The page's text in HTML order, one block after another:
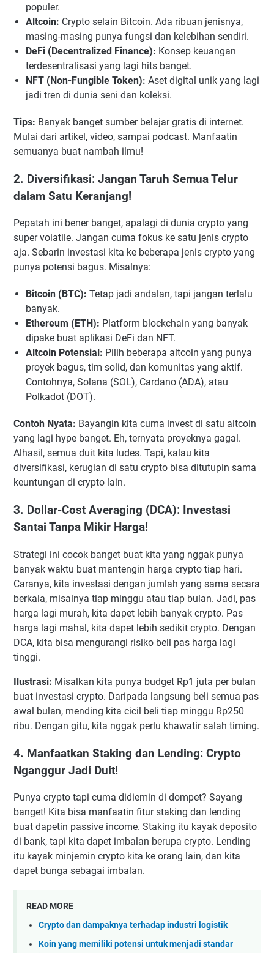
populer.
Altcoin: Crypto selain Bitcoin. Ada ribuan jenisnya,
masing-masing punya fungsi dan kelebihan sendiri.
DeFi (Decentralized Finance): Konsep keuangan
terdesentralisasi yang lagi hits banget.
NFT (Non-Fungible Token): Aset digital unik yang lagi
jadi tren di dunia seni dan koleksi.
Tips: Banyak banget sumber belajar gratis di internet.
Mulai dari artikel, video, sampai podcast. Manfaatin
semuanya buat nambah ilmu!
2. Diversifikasi: Jangan Taruh Semua Telur
dalam Satu Keranjang!
Pepatah ini bener banget, apalagi di dunia crypto yang
super volatile. Jangan cuma fokus ke satu jenis crypto
aja. Sebarin investasi kita ke beberapa jenis crypto yang
punya potensi bagus. Misalnya:
Bitcoin (BTC): Tetap jadi andalan, tapi jangan terlalu
banyak.
Ethereum (ETH): Platform blockchain yang banyak
dipake buat aplikasi DeFi dan NFT.
Altcoin Potensial: Pilih beberapa altcoin yang punya
proyek bagus, tim solid, dan komunitas yang aktif.
Contohnya, Solana (SOL), Cardano (ADA), atau
Polkadot (DOT).
Contoh Nyata: Bayangin kita cuma invest di satu altcoin
yang lagi hype banget. Eh, ternyata proyeknya gagal.
Alhasil, semua duit kita ludes. Tapi, kalau kita
diversifikasi, kerugian di satu crypto bisa ditutupin sama
keuntungan di crypto lain.
3. Dollar-Cost Averaging (DCA): Investasi
Santai Tanpa Mikir Harga!
Strategi ini cocok banget buat kita yang nggak punya
banyak waktu buat mantengin harga crypto tiap hari.
Caranya, kita investasi dengan jumlah yang sama secara
berkala, misalnya tiap minggu atau tiap bulan. Jadi, pas
harga lagi murah, kita dapet lebih banyak crypto. Pas
harga lagi mahal, kita dapet lebih sedikit crypto. Dengan
DCA, kita bisa mengurangi risiko beli pas harga lagi
tinggi.
Ilustrasi: Misalkan kita punya budget Rp1 juta per bulan
buat investasi crypto. Daripada langsung beli semua pas
awal bulan, mending kita cicil beli tiap minggu Rp250
ribu. Dengan gitu, kita nggak perlu khawatir salah timing.
4. Manfaatkan Staking dan Lending: Crypto
Nganggur Jadi Duit!
Punya crypto tapi cuma didiemin di dompet? Sayang
banget! Kita bisa manfaatin fitur staking dan lending
buat dapetin passive income. Staking itu kayak deposito
di bank, tapi kita dapet imbalan berupa crypto. Lending
itu kayak minjemin crypto kita ke orang lain, dan kita
dapet bunga sebagai imbalan.
READ MORE
Crypto dan dampaknya terhadap industri logistik
Koin yang memiliki potensi untuk menjadi standar